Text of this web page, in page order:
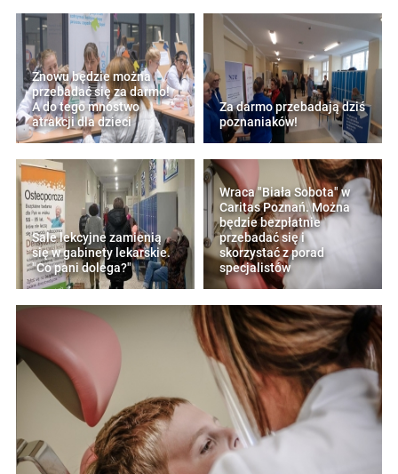
Znowu będzie można
przebadać się za darmo!
A do tego mnóstwo
atrakcji dla dzieci
Za darmo przebadają dziś
poznaniaków!
Sale lekcyjne zamienią
się w gabinety lekarskie.
"Co pani dolega?"
Wraca "Biała Sobota" w
Caritas Poznań. Można
będzie bezpłatnie
przebadać się i
skorzystać z porad
specjalistów